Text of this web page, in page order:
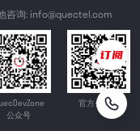
咨询: info@quectel.com
公众号
官方公众号